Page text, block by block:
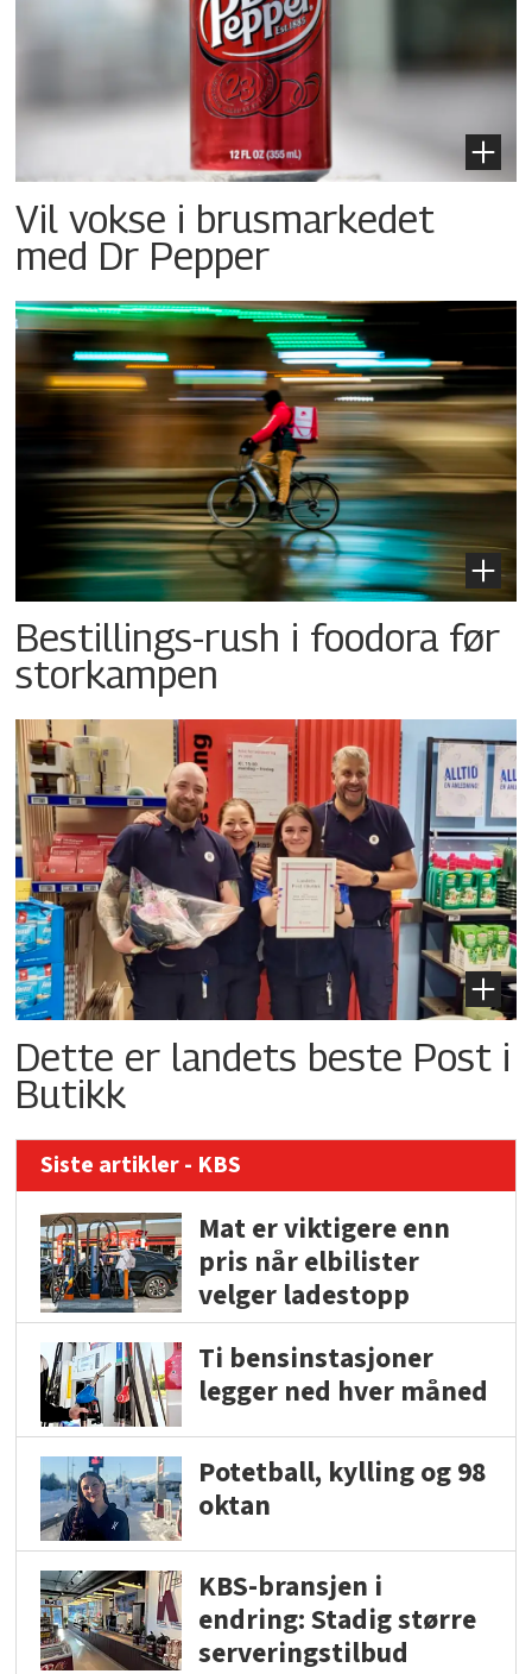
Vil vokse i brusmarkedet
med Dr Pepper
Bestillings-rush i foodora før
storkampen
Dette er landets beste Post i
Butikk
Siste artikler - KBS
Mat er viktigere enn
pris når elbilister
velger ladestopp
Ti bensinstasjoner
legger ned hver måned
Potetball, kylling og 98
oktan
KBS-bransjen i
endring: Stadig større
serveringstilbud